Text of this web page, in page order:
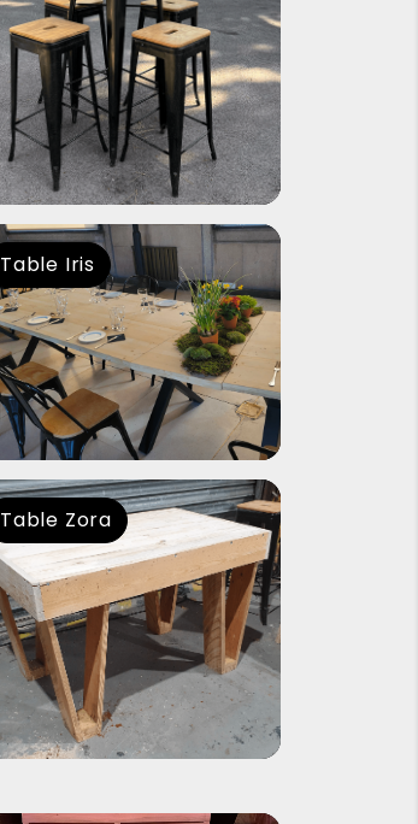
Table Iris
Table Zora